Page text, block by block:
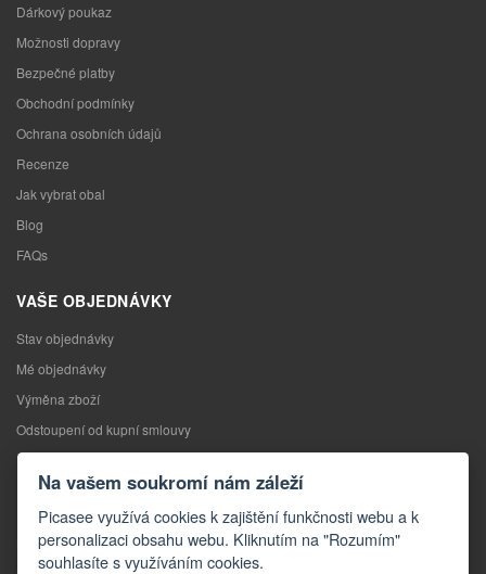
Dárkový poukaz
Možnosti dopravy
Bezpečné platby
Obchodní podmínky
Ochrana osobních údajů
Recenze
Jak vybrat obal
Blog
FAQs
VAŠE OBJEDNÁVKY
Stav objednávky
Mé objednávky
Výměna zboží
Odstoupení od kupní smlouvy
Reklamace
Kontakty
Na vašem soukromí nám záleží
Picasee využívá cookies k zajištění funkčnosti webu a k
personalizaci obsahu webu. Kliknutím na "Rozumím"
souhlasíte s využíváním cookies.